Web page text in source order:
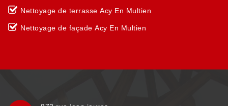
Nettoyage de terrasse Acy En Multien
Nettoyage de façade Acy En Multien